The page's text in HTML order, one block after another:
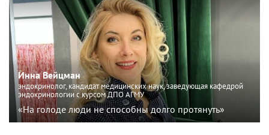
Инна Вейцман
эндокринолог, кандидат медицинских наук, заведующая кафедрой
эндокринологии с курсом ДПО АГМУ
«На голоде люди не способны долго протянуть»